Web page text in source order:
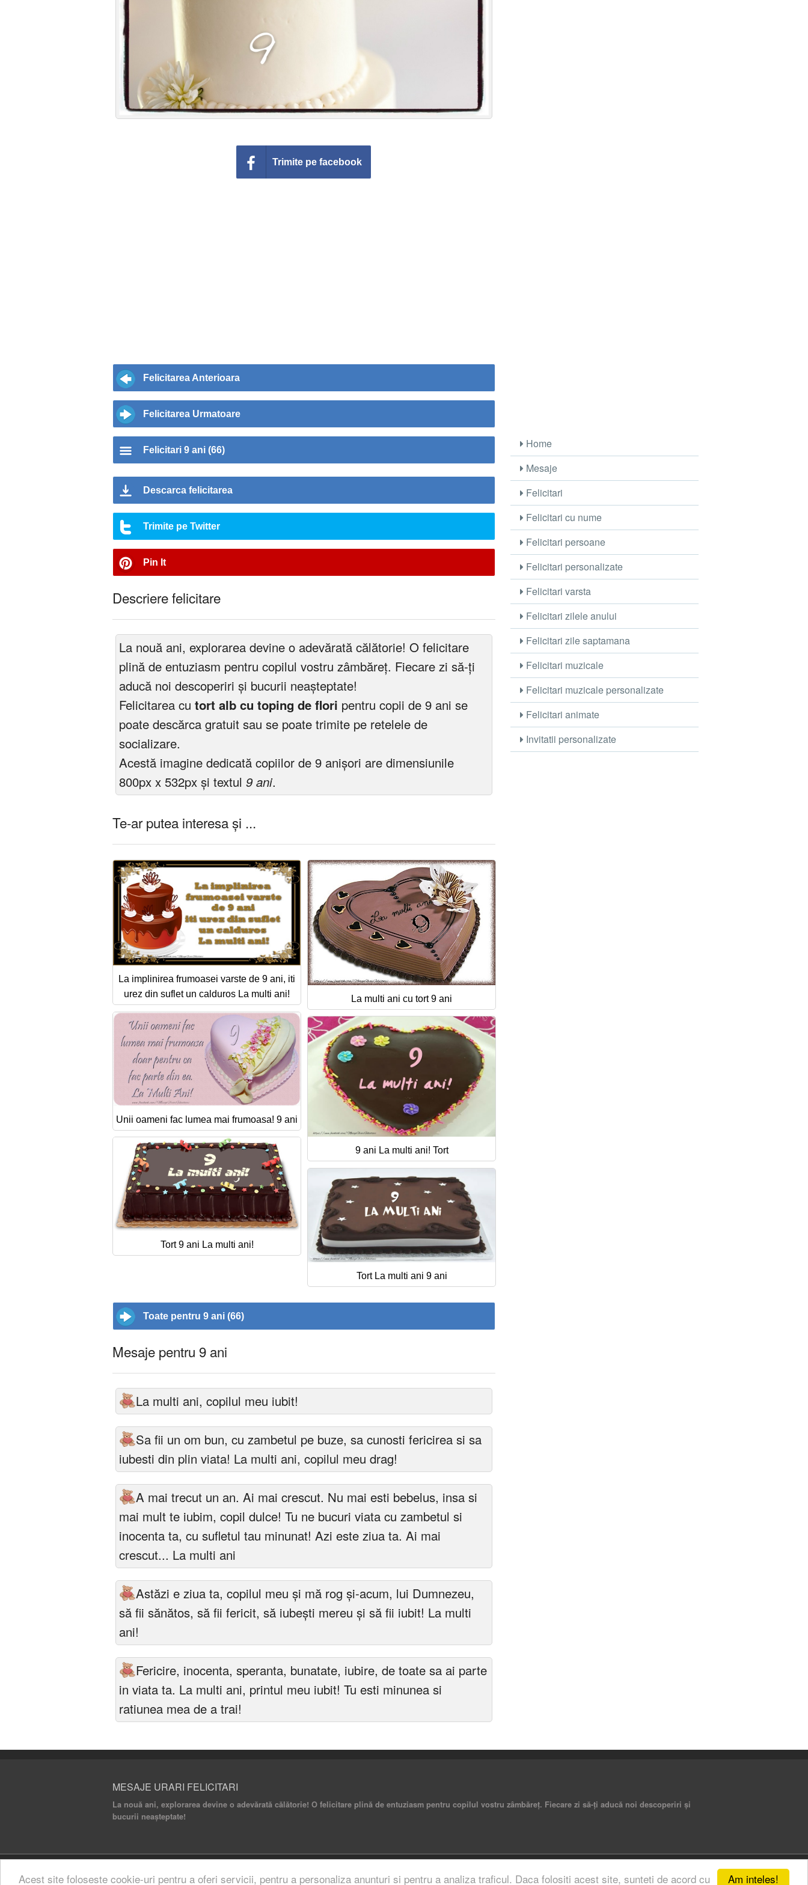
Am inteles!
Acest site foloseste cookie-uri pentru a oferi servicii, pentru a personaliza anunturi si pentru a analiza traficul. Daca folositi acest site, sunteti de acord cu
Trimite pe facebook
Felicitarea Anterioara
Felicitarea Urmatoare
Felicitari 9 ani (66)
Descarca felicitarea
Trimite pe Twitter
Pin It
Descriere felicitare
La nouă ani, explorarea devine o adevărată călătorie! O felicitare
plină de entuziasm pentru copilul vostru zâmbăreț. Fiecare zi să-ți
aducă noi descoperiri și bucurii neașteptate!
Felicitarea cu tort alb cu toping de flori pentru copii de 9 ani se
poate descărca gratuit sau se poate trimite pe retelele de
socializare.
Acestă imagine dedicată copiilor de 9 anișori are dimensiunile
800px x 532px și textul 9 ani.
Te-ar putea interesa și ...
La implinirea frumoasei varste de 9 ani, iti
urez din suflet un calduros La multi ani!
La multi ani cu tort 9 ani
Unii oameni fac lumea mai frumoasa! 9 ani
9 ani La multi ani! Tort
Tort 9 ani La multi ani!
Tort La multi ani 9 ani
Toate pentru 9 ani (66)
Mesaje pentru 9 ani
La multi ani, copilul meu iubit!
Sa fii un om bun, cu zambetul pe buze, sa cunosti fericirea si sa
iubesti din plin viata! La multi ani, copilul meu drag!
A mai trecut un an. Ai mai crescut. Nu mai esti bebelus, insa si
mai mult te iubim, copil dulce! Tu ne bucuri viata cu zambetul si
inocenta ta, cu sufletul tau minunat! Azi este ziua ta. Ai mai
crescut... La multi ani
Astăzi e ziua ta, copilul meu şi mă rog şi-acum, lui Dumnezeu,
să fii sănătos, să fii fericit, să iubeşti mereu şi să fii iubit! La multi
ani!
Fericire, inocenta, speranta, bunatate, iubire, de toate sa ai parte
in viata ta. La multi ani, printul meu iubit! Tu esti minunea si
ratiunea mea de a trai!
Home
Mesaje
Felicitari
Felicitari cu nume
Felicitari persoane
Felicitari personalizate
Felicitari varsta
Felicitari zilele anului
Felicitari zile saptamana
Felicitari muzicale
Felicitari muzicale personalizate
Felicitari animate
Invitatii personalizate
MESAJE URARI FELICITARI
La nouă ani, explorarea devine o adevărată călătorie! O felicitare plină de entuziasm pentru copilul vostru zâmbăreț. Fiecare zi să-ți aducă noi descoperiri și
bucurii neașteptate!